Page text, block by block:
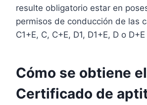
resulte obligatorio estar en
permisos de conducción de las
C1+E, C, C+E, D1, D1+E, D o D+E
Cómo se obtiene el
Certificado de